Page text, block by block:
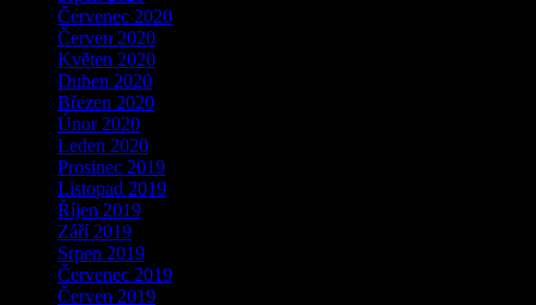
Červenec 2020
Červen 2020
Květen 2020
Duben 2020
Březen 2020
Únor 2020
Leden 2020
Prosinec 2019
Listopad 2019
Říjen 2019
Září 2019
Srpen 2019
Červenec 2019
Červen 2019